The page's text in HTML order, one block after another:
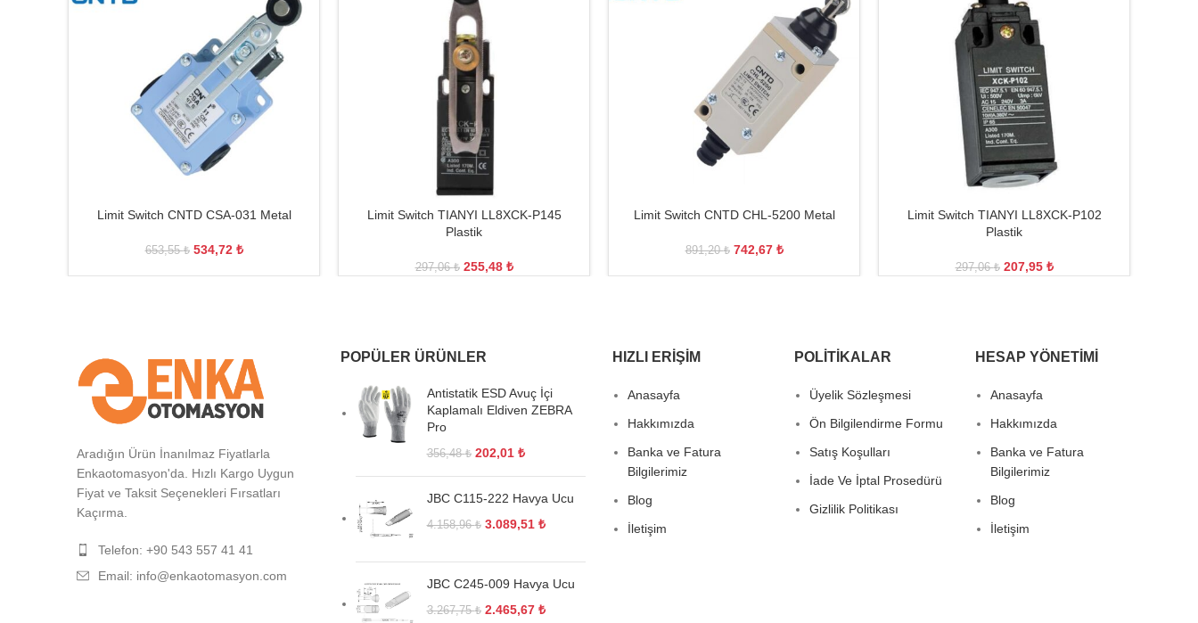
Limit Switch CNTD CSA-031 Metal
653,55₺ 534,72 ₺
Limit Switch TIANYI LL8XCK-P145
Plastik
297,06₺ 255,48 ₺
Limit Switch CNTD CHL-5200 Metal
891,20₺ 742,67 ₺
Limit Switch TIANYI LL8XCK-P102
Plastik
297,06₺ 207,95 ₺
Aradığın Ürün İnanılmaz Fiyatlarla
Enkaotomasyon'da. Hızlı Kargo Uygun
Fiyat ve Taksit Seçenekleri Fırsatları
Kaçırma.
Telefon: +90 543 557 41 41
Email: info@enkaotomasyon.com
POPÜLER ÜRÜNLER
Antistatik ESD Avuç İçi
Kaplamalı Eldiven ZEBRA
Pro
356,48₺ 202,01 ₺
JBC C115-222 Havya Ucu
4.158,96₺ 3.089,51 ₺
JBC C245-009 Havya Ucu
3.267,75₺ 2.465,67 ₺
HIZLI ERIŞIM
Anasayfa
Hakkımızda
Banka ve Fatura
Bilgilerimiz
Blog
İletişim
POLITIKALAR
Üyelik Sözleşmesi
Ön Bilgilendirme Formu
Satış Koşulları
İade Ve İptal Prosedürü
Gizlilik Politikası
HESAP YÖNETIMI
Anasayfa
Hakkımızda
Banka ve Fatura
Bilgilerimiz
Blog
İletişim